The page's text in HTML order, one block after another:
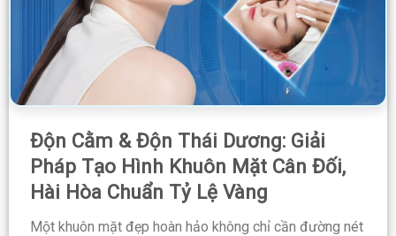
Độn Cằm & Độn Thái Dương: Giải
Pháp Tạo Hình Khuôn Mặt Cân Đối,
Hài Hòa Chuẩn Tỷ Lệ Vàng
Một khuôn mặt đẹp hoàn hảo không chỉ cần đường nét